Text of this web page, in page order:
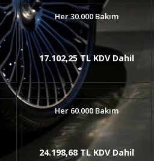
Her 30.000 Bakım
17.102,25 TL KDV Dahil
Her 60.000 Bakım
24.198,68 TL KDV Dahil